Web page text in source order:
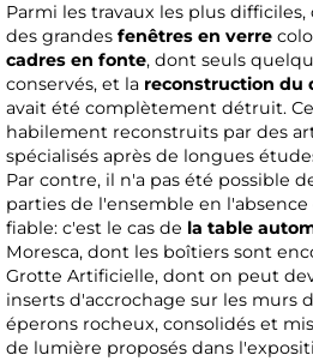
Parmi les travaux les plus
des grandes fenêtres en verre
cadres en fonte, dont seuls
conservés, et la reconstruction du
avait été complètement détruit.
habilement reconstruits par des
spécialisés après de longues
Par contre, il n'a pas été possible
parties de l'ensemble en
fiable: c'est le cas de la table
Moresca, dont les boîtiers sont
Grotte Artificielle, dont on peut
inserts d'accrochage sur les murs
éperons rocheux, consolidés et
de lumière proposés dans